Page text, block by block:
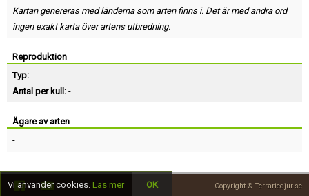
Kartan genereras med länderna som arten finns i. Det är med andra ord
ingen exakt karta över artens utbredning.
Reproduktion
Typ: -
Antal per kull: -
Ägare av arten
-
Copyright © Terrariedjur.se
Vi använder cookies. Läs mer OK